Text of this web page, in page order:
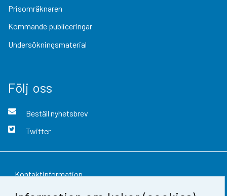
Prisomräknaren
Kommande publiceringar
Undersökningsmaterial
Följ oss
Beställ nyhetsbrev
Twitter
Kontaktinformation